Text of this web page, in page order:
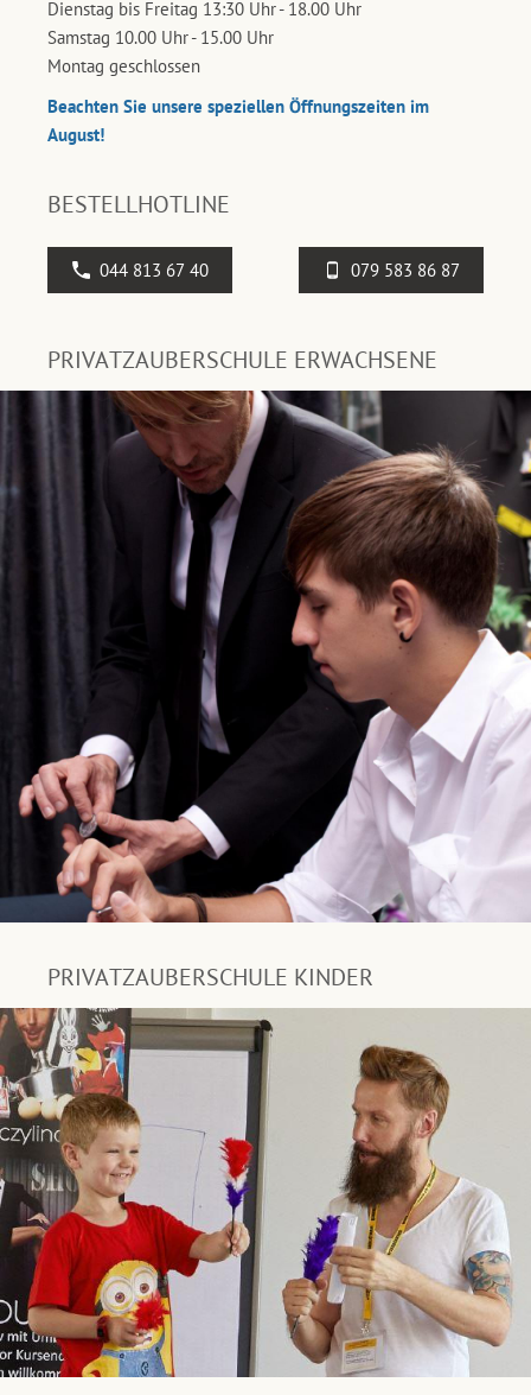
Dienstag bis Freitag 13:30 Uhr - 18.00 Uhr
Samstag 10.00 Uhr - 15.00 Uhr
Montag geschlossen
Beachten Sie unsere speziellen Öffnungszeiten im
August!
BESTELLHOTLINE
044 813 67 40 079 583 86 87
PRIVATZAUBERSCHULE ERWACHSENE
PRIVATZAUBERSCHULE KINDER